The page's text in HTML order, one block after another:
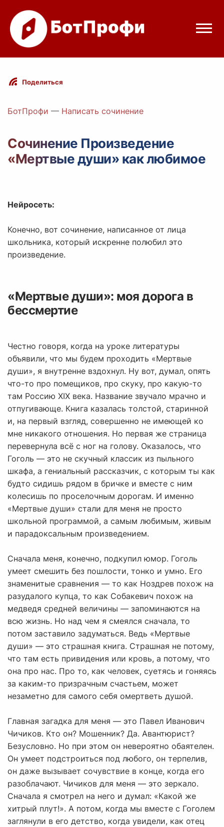
Режимы бота
Цены
Вход с Telegram
Поделиться
БотПрофи — Написать сочинение
Сочинение Произведение
«Мертвые души» как любимое
Нейросеть:
Конечно, вот сочинение, написанное от лица
школьника, который искренне полюбил это
произведение.
«Мертвые души»: моя дорога в
бессмертие
Честно говоря, когда на уроке литературы
объявили, что мы будем проходить «Мертвые
души», я внутренне вздохнул. Ну вот, думал, опять
что-то про помещиков, про скуку, про какую-то
там Россию XIX века. Название звучало мрачно и
отпугивающе. Книга казалась толстой, старинной
и, на первый взгляд, совершенно не имеющей ко
мне никакого отношения. Но первая же страница
перевернула всё с ног на голову. Оказалось, что
Гоголь — это не скучный классик из пыльного
шкафа, а гениальный рассказчик, с которым ты как
будто сидишь рядом в бричке и вместе с ним
колесишь по проселочным дорогам. И именно
«Мертвые души» стали для меня не просто
школьной программой, а самым любимым, живым
и парадоксальным произведением.
Сначала меня, конечно, подкупил юмор. Гоголь
умеет смешить без пошлости, тонко и умно. Его
знаменитые сравнения — то как Ноздрев похож на
разудалого купца, то как Собакевич похож на
медведя средней величины — запоминаются на
всю жизнь. Но над чем я смеялся сначала, то
потом заставило задуматься. Ведь «Мертвые
души» — это страшная книга. Страшная не потому,
что там есть привидения или кровь, а потому, что
она про нас. Про то, как человек, суетясь и гоняясь
за каким-то призрачным счастьем, может
незаметно для самого себя омертветь душой.
Главная загадка для меня — это Павел Иванович
Чичиков. Кто он? Мошенник? Да. Авантюрист?
Безусловно. Но при этом он невероятно обаятелен.
Он умеет подстроиться под любого, он терпелив,
он даже вызывает сочувствие в конце, когда его
разоблачают. Чичиков для меня — это зеркало.
Сначала я смотрел на него и думал: «Какой же
хитрый плут!». А потом, когда мы вместе с Гоголем
заглянули в его детство, когда увидели, как отец